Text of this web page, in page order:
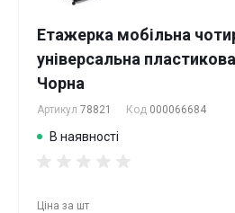
Етажерка мобільна
універсальна
Чорна
Артикул 78821 Код 000066684
В наявності
Ціна за шт